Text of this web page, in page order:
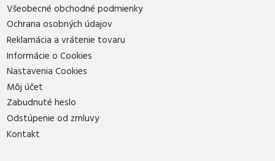
Všeobecné obchodné podmienky
Ochrana osobných údajov
Reklamácia a vrátenie tovaru
Informácie o Cookies
Nastavenia Cookies
Môj účet
Zabudnuté heslo
Odstúpenie od zmluvy
Kontakt